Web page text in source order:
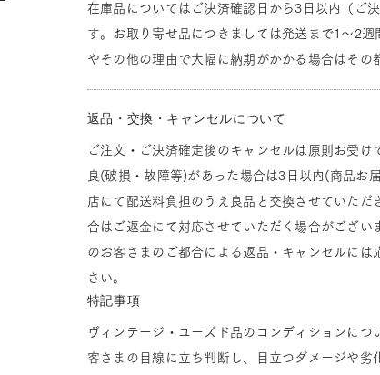
在庫品についてはご決済確認日から3日以内（ご
す。お取り寄せ品につきましては発送まで1～2
やその他の理由で大幅に納期がかかる場合はその
返品・交換・キャンセルについて
ご注文・ご決済確定後のキャンセルは原則お受け
良(破損・故障等)があった場合は3日以内(商品お
店にて配送料負担のうえ良品と交換させていただ
合はご返金にて対応させていただく場合がござい
のお客さまのご都合による返品・キャンセルには
さい。
特記事項
ヴィンテージ・ユーズド品のコンディションにつ
客さまの目線に立ち判断し、目立つダメージや劣